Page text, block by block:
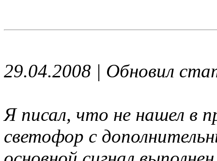
29.04.2008 | Обновил
Я писал, что не нашел в
светофор с